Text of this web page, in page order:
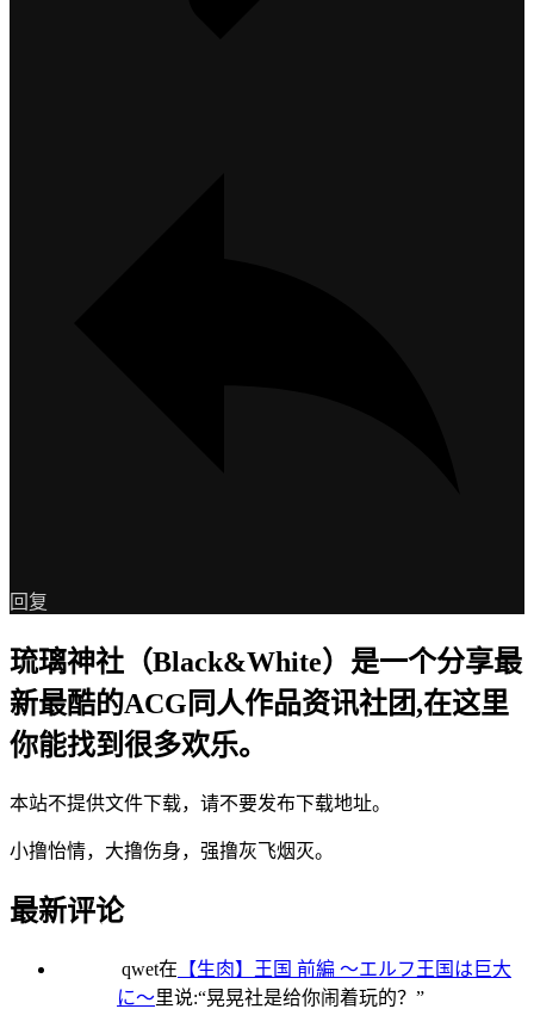
回复
琉璃神社（Black&White）是一个分享最
新最酷的ACG同人作品资讯社团,在这里
你能找到很多欢乐。
本站不提供文件下载，请不要发布下载地址。
小撸怡情，大撸伤身，强撸灰飞烟灭。
最新评论
qwet在 【生肉】王国 前編 ～エルフ王国は巨大
に～里说:“晃晃社是给你闹着玩的？ ”